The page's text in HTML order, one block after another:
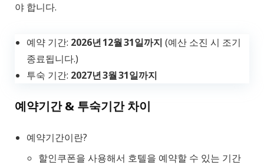
야 합니다.
예약 기간: 2026년 12월 31일까지 (예산 소진 시 조기
종료됩니다.)
투숙 기간: 2027년 3월 31일까지
예약기간 & 투숙기간 차이
예약기간이란?
할인쿠폰을 사용해서 호텔을 예약할 수 있는 기간